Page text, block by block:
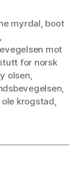
myrdal, boot
mot
for norsk
olsen,
,
ole krogstad,